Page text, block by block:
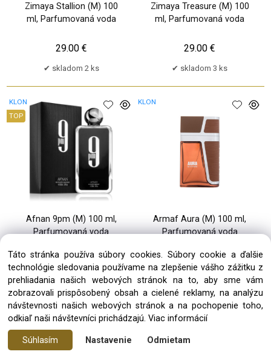
Zimaya Stallion (M) 100
ml, Parfumovaná voda
skladom 2 ks
29.00 €
Zimaya Treasure (M) 100
ml, Parfumovaná voda
skladom 3 ks
29.00 €
Afnan 9pm (M) 100 ml,
Parfumovaná voda
KLON
TOP
1 až 3 dni
30.70 €
Armaf Aura (M) 100 ml,
Parfumovaná voda
KLON
1 až 3 dni
19.90 €
KLON KLON
Táto stránka používa súbory cookies. Súbory cookie a ďalšie
technológie sledovania používame na zlepšenie vášho zážitku z
prehliadania našich webových stránok na to, aby sme vám
zobrazovali prispôsobený obsah a cielené reklamy, na analýzu
návštevnosti našich webových stránok a na pochopenie toho,
odkiaľ naši návštevníci prichádzajú. Viac informácií
Súhlasím Nastavenie Odmietam